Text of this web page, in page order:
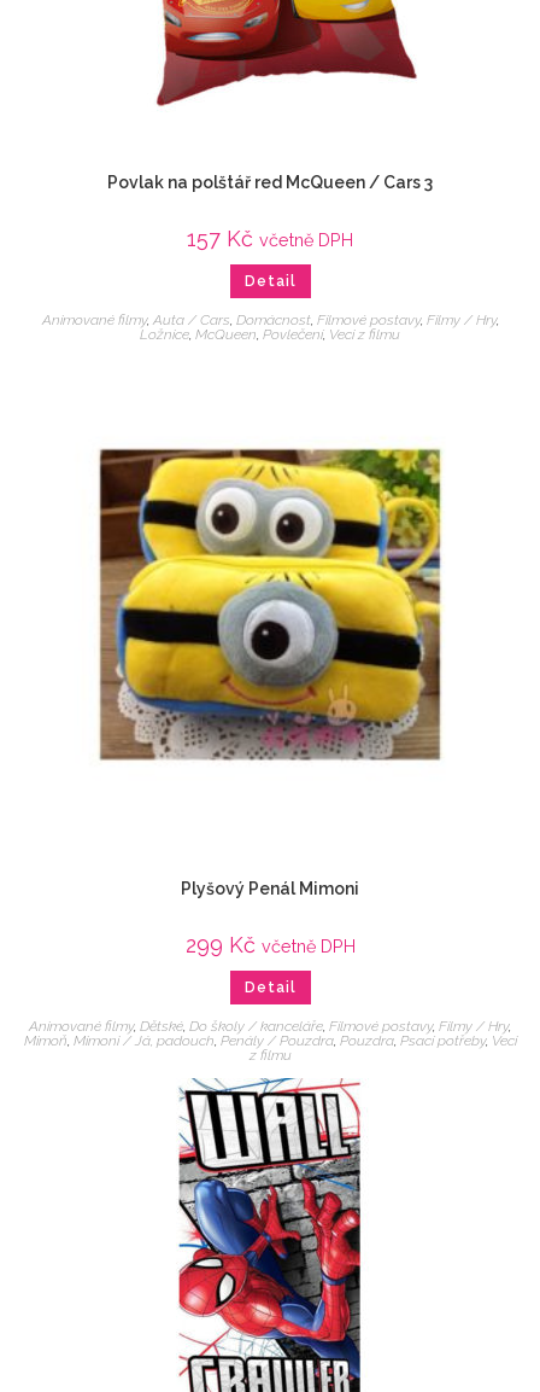
Povlak na polštář red McQueen / Cars 3
157 Kč včetně DPH
Detail
Animované filmy, Auta / Cars, Domácnost, Filmové postavy, Filmy / Hry,
Ložnice, McQueen, Povlečení, Veci z filmu
Plyšový Penál Mimoni
299 Kč včetně DPH
Detail
Animované filmy, Dětské, Do školy / kanceláře, Filmové postavy, Filmy / Hry,
Mimoň, Mimoni / Já, padouch, Penály / Pouzdra, Pouzdra, Psací potřeby, Veci
z filmu